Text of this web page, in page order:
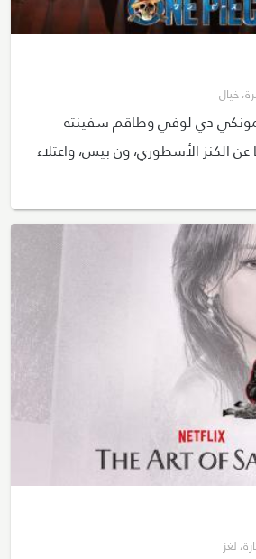
،خيال
مونكي دي لوفي وطاقم سفينته
عبر البحار٬ بحثًا عن الكنز الأسطوري، ون بيس، واعتلاء
، لغز